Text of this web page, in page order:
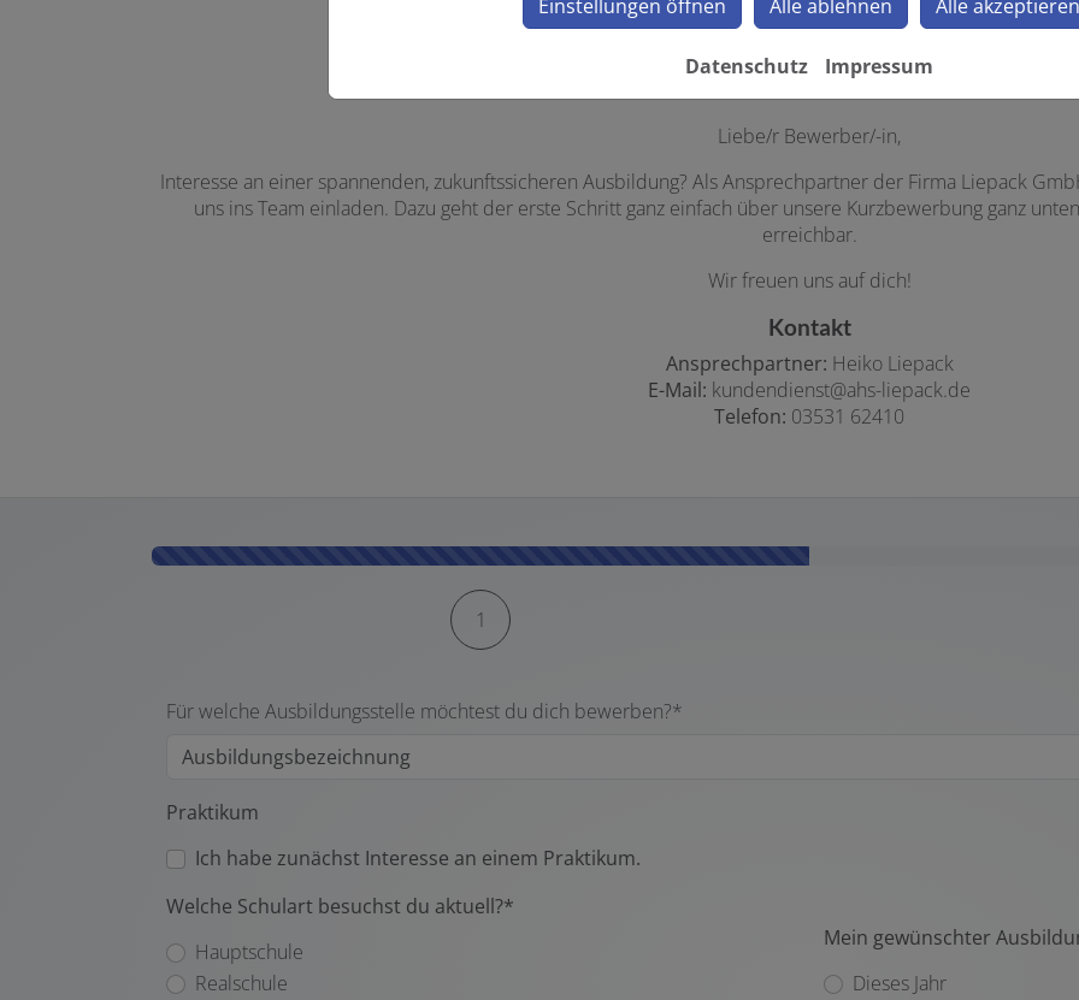
Liebe/r Bewerber/-in,
Interesse an einer spannenden, zukunftssicheren Ausbildung? Als Ansprechpartner der Firma Liepack
uns ins Team einladen. Dazu geht der erste Schritt ganz einfach über unsere Kurzbewerbung ganz
erreichbar.
Wir freuen uns auf dich!
Kontakt
Ansprechpartner: Heiko Liepack
E-Mail: kundendienst@ahs-liepack.de
Telefon: 03531 62410
1
Für welche Ausbildungsstelle möchtest du dich bewerben?*
Praktikum
Ich habe zunächst Interesse an einem Praktikum.
Welche Schulart besuchst du aktuell?*
Hauptschule
Realschule
Mein gewünschter
Dieses Jahr
Einstellungen öffnen Alle ablehnen Alle akzeptieren
Datenschutz Impressum